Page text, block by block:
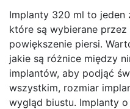
Implanty 320 ml to jeden
które są wybierane
powiększenie piersi.
jakie są różnice między
implantów, aby podjąć
wszystkim, rozmiar
wygląd biustu. Implanty